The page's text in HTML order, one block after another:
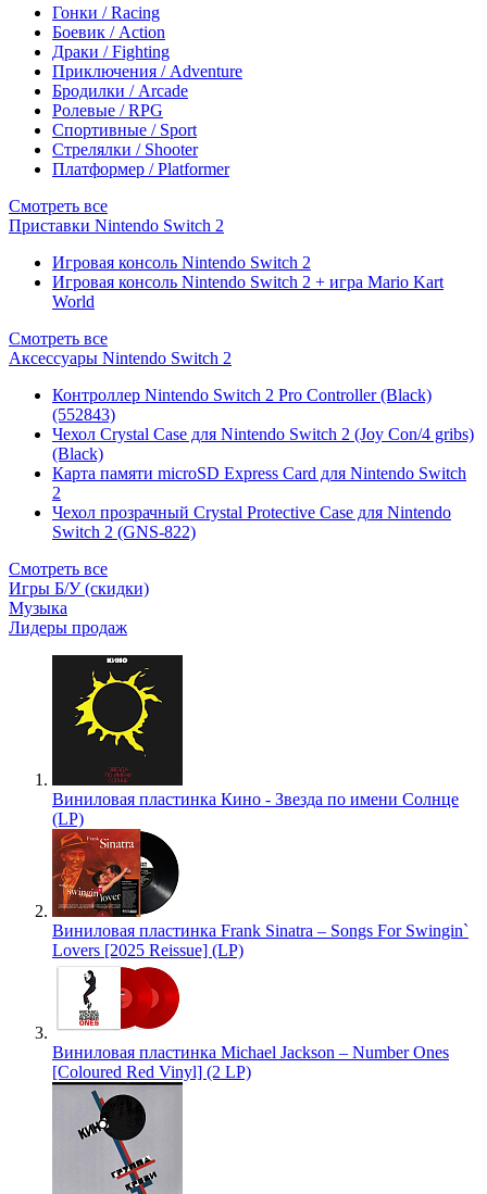
Гонки / Racing
Боевик / Action
Драки / Fighting
Приключения / Adventure
Бродилки / Arcade
Ролевые / RPG
Спортивные / Sport
Стрелялки / Shooter
Платформер / Platformer
Смотреть все
Приставки Nintendo Switch 2
Игровая консоль Nintendo Switch 2
Игровая консоль Nintendo Switch 2 + игра Mario Kart
World
Смотреть все
Аксессуары Nintendo Switch 2
Контроллер Nintendo Switch 2 Pro Controller (Black)
(552843)
Чехол Сrystal Сase для Nintendo Switch 2 (Joy Con/4 gribs)
(Black)
Карта памяти microSD Express Card для Nintendo Switch
2
Чехол прозрачный Crystal Protective Case для Nintendo
Switch 2 (GNS-822)
Смотреть все
Игры Б/У (скидки)
Музыка
Лидеры продаж
Виниловая пластинка Кино - Звезда по имени Солнце
(LP)
Виниловая пластинка Frank Sinatra – Songs For Swingin`
Lovers [2025 Reissue] (LP)
Виниловая пластинка Michael Jackson – Number Ones
[Coloured Red Vinyl] (2 LP)